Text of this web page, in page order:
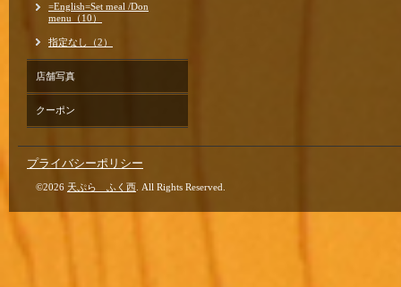
=English=Set meal /Don
menu（10）
指定なし（2）
店舗写真
クーポン
プライバシーポリシー
©2026 天ぷら ふく西 . All Rights Reserved.